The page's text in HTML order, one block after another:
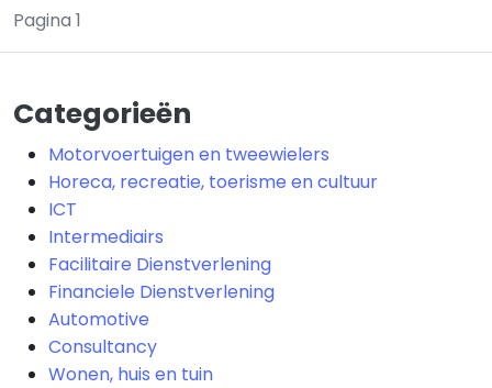
Pagina 1
Categorieën
Motorvoertuigen en tweewielers
Horeca, recreatie, toerisme en cultuur
ICT
Intermediairs
Facilitaire Dienstverlening
Financiele Dienstverlening
Automotive
Consultancy
Wonen, huis en tuin